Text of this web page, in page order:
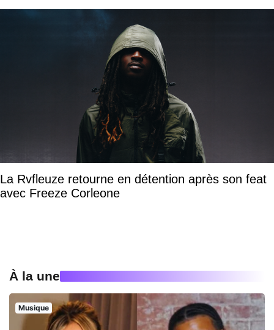
La Rvfleuze retourne en détention après son feat
avec Freeze Corleone
À la une
Musique